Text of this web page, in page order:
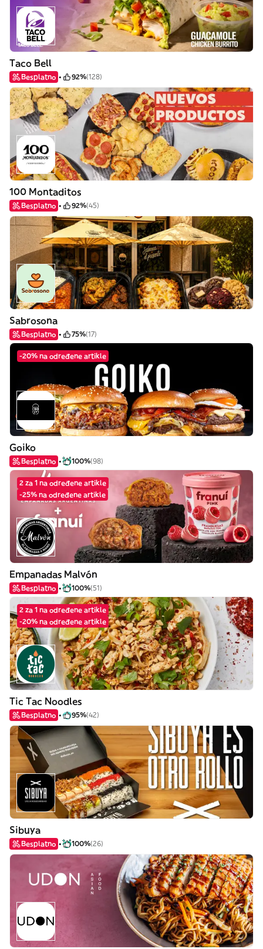
Taco Bell
Besplatno 92%(128)
100 Montaditos
Besplatno 92%(45)
Sabrosona
Besplatno 75%(17)
-20% na određene artikle
Goiko
Besplatno 100%(98)
2 za 1 na određene artikle
-25% na određene artikle
Empanadas Malvón
Besplatno 100%(51)
2 za 1 na određene artikle
-20% na određene artikle
Tic Tac Noodles
Besplatno 95%(42)
Sibuya
Besplatno 100%(26)